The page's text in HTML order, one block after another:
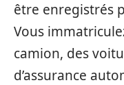
être enregistrés
Vous
camion, des
d’assurance